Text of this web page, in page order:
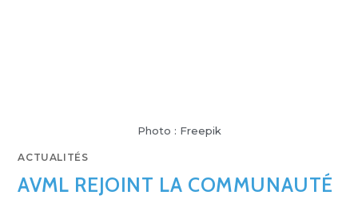
Photo : Freepik
ACTUALITÉS
AVML REJOINT LA COMMUNAUTÉ